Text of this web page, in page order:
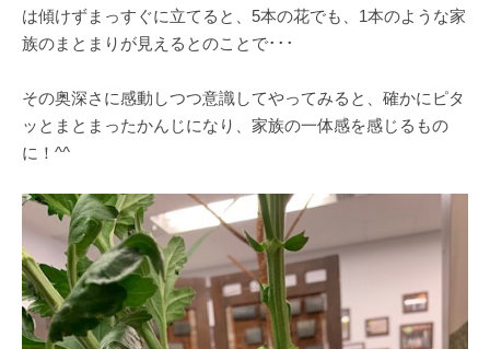
は傾けずまっすぐに立てると、5本の花でも、1本のような家
族のまとまりが見えるとのことで･･･
その奥深さに感動しつつ意識してやってみると、確かにピタ
ッとまとまったかんじになり、家族の一体感を感じるもの
に！^^